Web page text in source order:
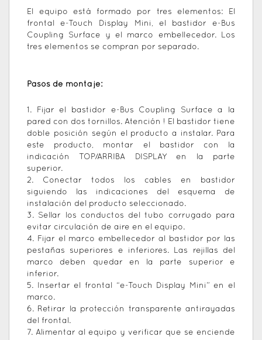
El equipo está formado por tres elementos: El
frontal e-Touch Display Mini, el bastidor e-Bus
Coupling Surface y el marco embellecedor. Los
tres elementos se compran por separado.
Pasos de montaje:
1. Fijar el bastidor e-Bus Coupling Surface a la
pared con dos tornillos. Atención ! El bastidor tiene
doble posición según el producto a instalar. Para
este producto, montar el bastidor con la
indicación TOP/ARRIBA DISPLAY en la parte
superior.
2. Conectar todos los cables en bastidor
siguiendo las indicaciones del esquema de
instalación del producto seleccionado.
3. Sellar los conductos del tubo corrugado para
evitar circulación de aire en el equipo.
4. Fijar el marco embellecedor al bastidor por las
pestañas superiores e inferiores. Las rejillas del
marco deben quedar en la parte superior e
inferior.
5. Insertar el frontal “e-Touch Display Mini” en el
marco.
6. Retirar la protección transparente antirayadas
del frontal.
7. Alimentar al equipo y verificar que se enciende